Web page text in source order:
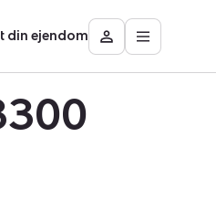
din ejendom
Besøg
Mit
Åbn